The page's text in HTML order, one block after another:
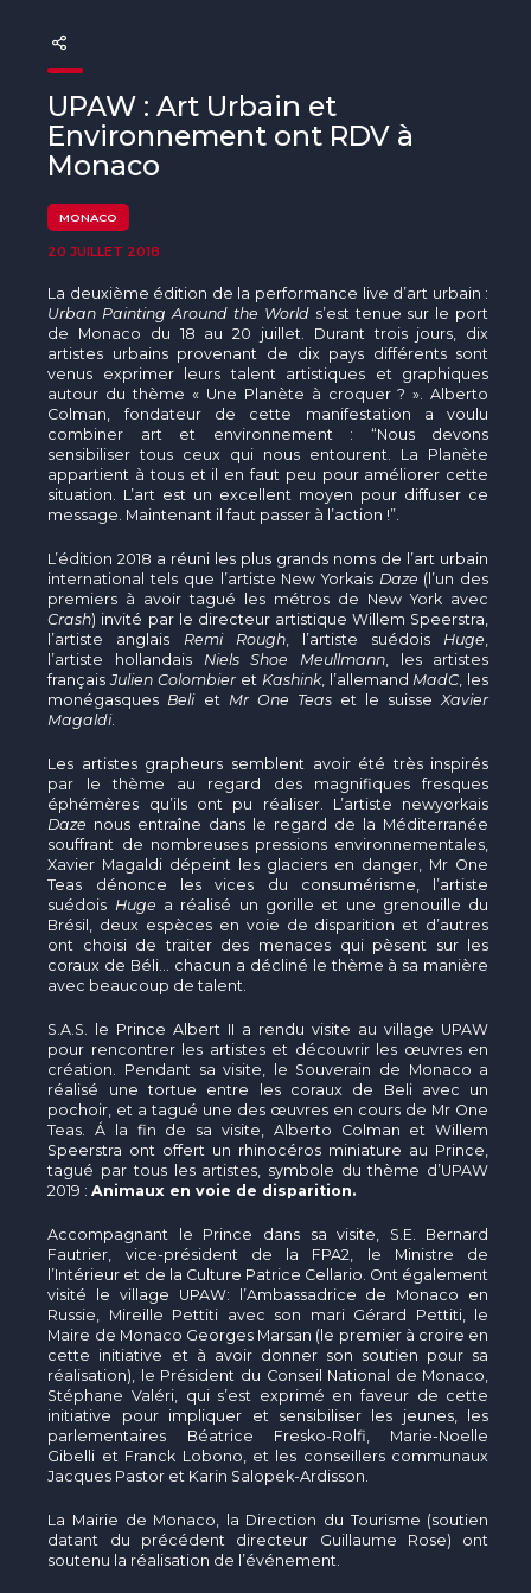
OACIS
Initiative Homme - Faune sauvage
The Green Shift Initiative
UPAW : Art Urbain et
Environnement ont RDV à
Monaco
MONACO
20 JUILLET 2018
La deuxième édition de la performance live d’art urbain :
Urban Painting Around the Worlds’est tenue sur le port
de Monaco du 18 au 20 juillet. Durant trois jours, dix
artistes urbains provenant de dix pays différents sont
venus exprimer leurs talent artistiques et graphiques
autour du thème « Une Planète à croquer ? ». Alberto
Colman, fondateur de cette manifestation a voulu
combiner art et environnement : “Nous devons
sensibiliser tous ceux qui nous entourent. La Planète
appartient à tous et il en faut peu pour améliorer cette
situation. L’art est un excellent moyen pour diffuser ce
message. Maintenant il faut passer à l’action !”.
L’édition 2018 a réuni les plus grands noms de l’art urbain
international tels que l’artiste New Yorkais Daze (l’un des
premiers à avoir tagué les métros de New York avec
Crash) invité par le directeur artistique Willem Speerstra,
l’artiste anglais Remi Rough, l’artiste suédoisHuge,
l’artiste hollandais Niels Shoe Meullmann, les artistes
françaisJulien Colombieret Kashink, l’allemandMadC, les
monégasquesBeliet Mr One Teaset le suisseXavier
Magaldi.
Les artistes grapheurs semblent avoir été très inspirés
par le thème au regard des magnifiques fresques
éphémères qu’ils ont pu réaliser. L’artiste newyorkais
Daze nous entraîne dans le regard de la Méditerranée
souffrant de nombreuses pressions environnementales,
Xavier Magaldi dépeint les glaciers en danger, Mr One
Teas dénonce les vices du consumérisme, l’artiste
suédois Huge a réalisé un gorille et une grenouille du
Brésil, deux espèces en voie de disparition et d’autres
ont choisi de traiter des menaces qui pèsent sur les
coraux de Béli… chacun a décliné le thème à sa manière
avec beaucoup de talent.
S.A.S. le Prince Albert II a rendu visite au village UPAW
pour rencontrer les artistes et découvrir les œuvres en
création. Pendant sa visite, le Souverain de Monaco a
réalisé une tortue entre les coraux de Beli avec un
pochoir, et a tagué une des œuvres en cours de Mr One
Teas. Á la fin de sa visite, Alberto Colman et Willem
Speerstra ont offert un rhinocéros miniature au Prince,
tagué par tous les artistes, symbole du thème d’UPAW
2019 :Animaux en voie de disparition.
Accompagnant le Prince dans sa visite, S.E. Bernard
Fautrier, vice-président de la FPA2, le Ministre de
l’Intérieur et de la Culture Patrice Cellario. Ont également
visité le village UPAW: l’Ambassadrice de Monaco en
Russie, Mireille Pettiti avec son mari Gérard Pettiti, le
Maire de Monaco Georges Marsan (le premier à croire en
cette initiative et à avoir donner son soutien pour sa
réalisation), le Président du Conseil National de Monaco,
Stéphane Valéri, qui s’est exprimé en faveur de cette
initiative pour impliquer et sensibiliser les jeunes, les
parlementaires Béatrice Fresko-Rolfi, Marie-Noelle
Gibelli et Franck Lobono, et les conseillers communaux
Jacques Pastor et Karin Salopek-Ardisson.
La Mairie de Monaco, la Direction du Tourisme (soutien
datant du précédent directeur Guillaume Rose) ont
soutenu la réalisation de l’événement.